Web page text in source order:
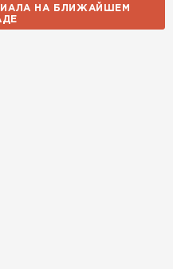
НА БЛИЖАЙШЕМ